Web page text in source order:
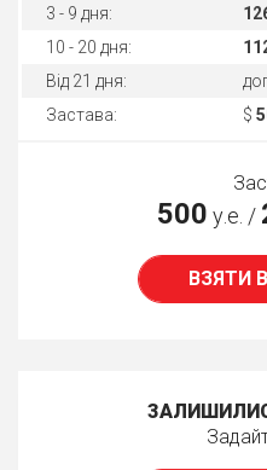
3 - 9 дня:
10 - 20 дня:
Від 21 дня:
Застава:
$
500 у.е. /
ВЗЯТИ